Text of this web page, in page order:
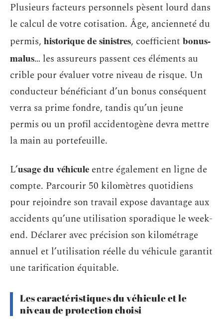
Plusieurs facteurs personnels pèsent lourd dans
le calcul de votre cotisation. Âge, ancienneté du
permis, historique de sinistres, coefficient bonus-
malus… les assureurs passent ces éléments au
crible pour évaluer votre niveau de risque. Un
conducteur bénéficiant d’un bonus conséquent
verra sa prime fondre, tandis qu’un jeune
permis ou un profil accidentogène devra mettre
la main au portefeuille.
L’usage du véhicule entre également en ligne de
compte. Parcourir 50 kilomètres quotidiens
pour rejoindre son travail expose davantage aux
accidents qu’une utilisation sporadique le week-
end. Déclarer avec précision son kilométrage
annuel et l’utilisation réelle du véhicule garantit
une tarification équitable.
Les caractéristiques du véhicule et le
niveau de protection choisi